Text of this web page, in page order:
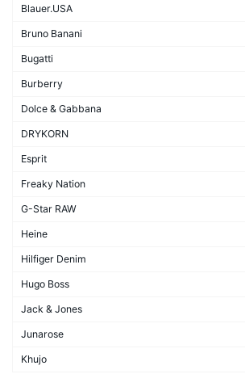
Blauer.USA
Bruno Banani
Bugatti
Burberry
Dolce & Gabbana
DRYKORN
Esprit
Freaky Nation
G-Star RAW
Heine
Hilfiger Denim
Hugo Boss
Jack & Jones
Junarose
Khujo